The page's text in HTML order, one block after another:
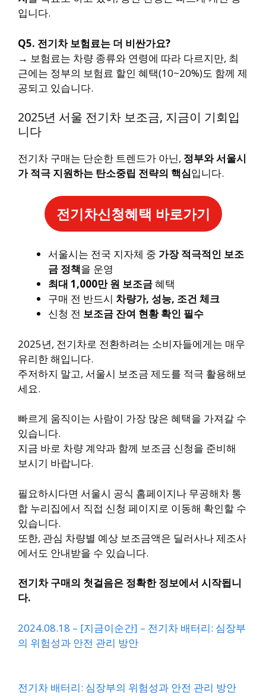
입니다.
Q5. 전기차 보험료는 더 비싼가요?
→ 보험료는 차량 종류와 연령에 따라 다르지만, 최
근에는 정부의 보험료 할인 혜택(10~20%)도 함께 제
공되고 있습니다.
2025년 서울 전기차 보조금, 지금이 기회입
니다
전기차 구매는 단순한 트렌드가 아닌, 정부와 서울시
가 적극 지원하는 탄소중립 전략의 핵심입니다.
전기차신청혜택 바로가기
서울시는 전국 지자체 중 가장 적극적인 보조
금 정책을 운영
최대 1,000만 원 보조금혜택
구매 전 반드시 차량가, 성능, 조건 체크
신청 전 보조금 잔여 현황 확인 필수
2025년, 전기차로 전환하려는 소비자들에게는 매우
유리한 해입니다.
주저하지 말고, 서울시 보조금 제도를 적극 활용해보
세요.
빠르게 움직이는 사람이 가장 많은 혜택을 가져갈 수
있습니다.
지금 바로 차량 계약과 함께 보조금 신청을 준비해
보시기 바랍니다.
필요하시다면 서울시 공식 홈페이지나 무공해차 통
합 누리집에서 직접 신청 페이지로 이동해 확인할 수
있습니다.
또한, 관심 차량별 예상 보조금액은 딜러사나 제조사
에서도 안내받을 수 있습니다.
전기차 구매의 첫걸음은 정확한 정보에서 시작됩니
다.
2024.08.18 – [지금이순간] – 전기차 배터리: 심장부
의 위험성과 안전 관리 방안
전기차 배터리: 심장부의 위험성과 안전 관리 방안